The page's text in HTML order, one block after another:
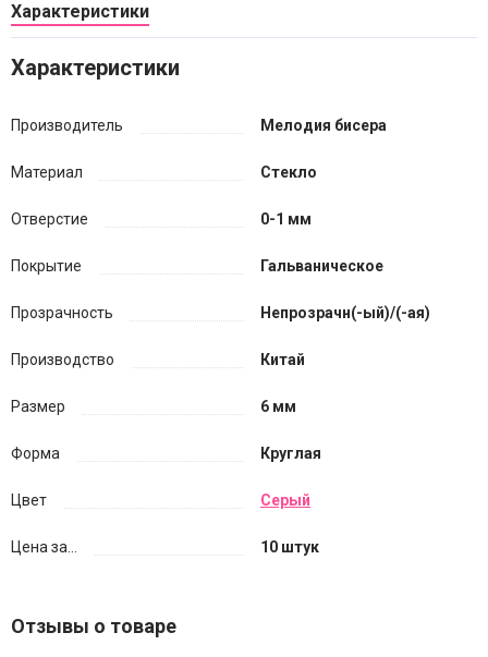
Характеристики
Характеристики
Производитель Мелодия бисера
Материал Стекло
Отверстие 0-1 мм
Покрытие Гальваническое
Прозрачность Непрозрачн(-ый)/(-ая)
Производство Китай
Размер 6 мм
Форма Круглая
Цвет Серый
Цена за... 10 штук
Отзывы о товаре